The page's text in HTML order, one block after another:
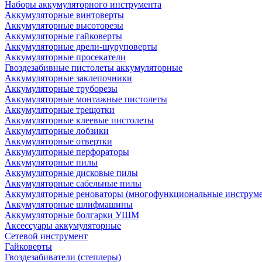
Наборы аккумуляторного инструмента
Аккумуляторные винтоверты
Аккумуляторные высоторезы
Аккумуляторные гайковерты
Аккумуляторные дрели-шуруповерты
Аккумуляторные просекатели
Гвоздезабивные пистолеты аккумуляторные
Аккумуляторные заклепочники
Аккумуляторные труборезы
Аккумуляторные монтажные пистолеты
Аккумуляторные трещотки
Аккумуляторные клеевые пистолеты
Аккумуляторные лобзики
Аккумуляторные отвертки
Аккумуляторные перфораторы
Аккумуляторные пилы
Аккумуляторные дисковые пилы
Аккумуляторные сабельные пилы
Аккумуляторные реноваторы (многофункциональные
Аккумуляторные шлифмашины
Аккумуляторные болгарки УШМ
Аксессуары аккумуляторные
Сетевой инструмент
Гайковерты
Гвоздезабиватели (степлеры)